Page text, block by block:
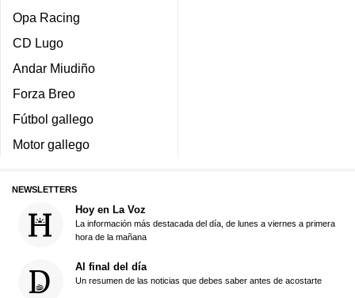
Opa Racing
CD Lugo
Andar Miudiño
Forza Breo
Fútbol gallego
Motor gallego
NEWSLETTERS
Hoy en La Voz
La información más destacada del día, de lunes a viernes a primera
hora de la mañana
Al final del día
Un resumen de las noticias que debes saber antes de acostarte